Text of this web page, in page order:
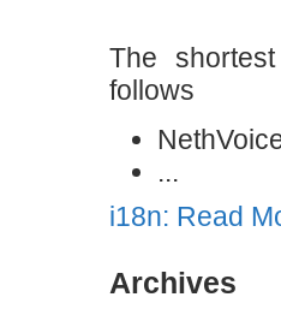
The
follows
...
i18n: Read
Archives